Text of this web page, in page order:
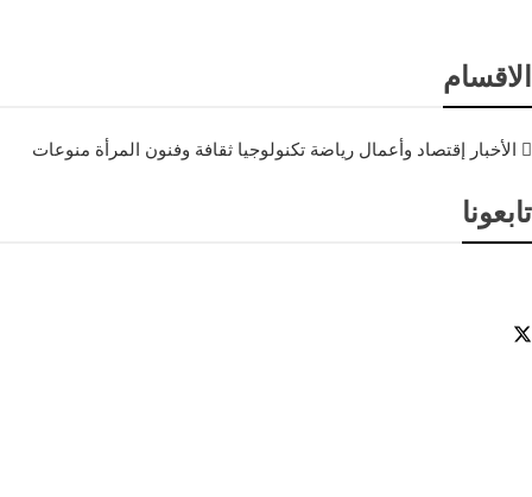
الاقسام
الأخبار إقتصاد وأعمال رياضة تكنولوجيا ثقافة وفنون المرأة منوعات
تابعونا